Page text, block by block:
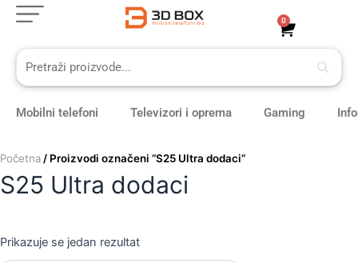
Skip
content
0
Cart
Mobilni telefoni Televizori i oprema Gaming
Početna / Proizvodi označeni “S25 Ultra dodaci”
S25 Ultra dodaci
Prikazuje se jedan rezultat